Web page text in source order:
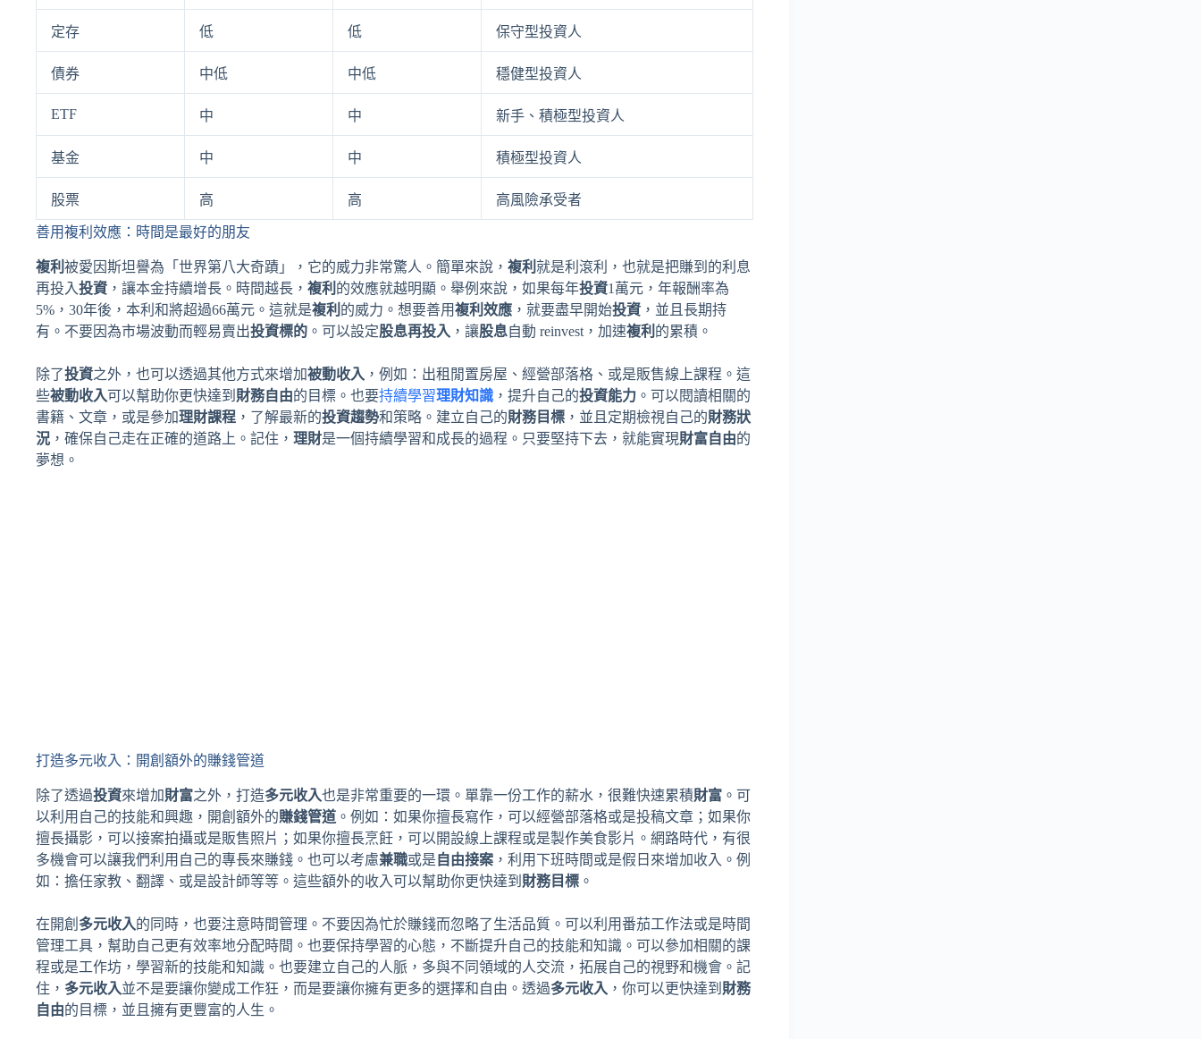
定存 低 低 保守型投資人
債券 中低 中低 穩健型投資人
ETF 中 中 新手、積極型投資人
基金 中 中 積極型投資人
股票 高 高 高風險承受者
善用複利效應：時間是最好的朋友
複利 被愛因斯坦譽為「世界第八大奇蹟」，它的威力非常驚人。簡單來說， 複利 就是利滾利，也就是把賺到的利息
再投入投資 ，讓本金持續增長。時間越長， 複利 的效應就越明顯。舉例來說，如果每年投資1萬元，年報酬率為
5%，30年後，本利和將超過66萬元。這就是複利 的威力。想要善用複利效應 ，就要盡早開始投資 ，並且長期持
有。不要因為市場波動而輕易賣出投資標的 。可以設定股息再投入 ，讓股息自動 reinvest，加速複利 的累積。
除了投資之外，也可以透過其他方式來增加被動收入 ，例如：出租閒置房屋、經營部落格、或是販售線上課程。這
些被動收入可以幫助你更快達到 財務自由的目標。也要持續學習理財知識 ，提升自己的投資能力 。可以閱讀相關的
書籍、文章，或是參加理財課程 ，了解最新的投資趨勢和策略。建立自己的財務目標 ，並且定期檢視自己的財務狀
況 ，確保自己走在正確的道路上。記住， 理財是一個持續學習和成長的過程。只要堅持下去，就能實現財富自由的
夢想。
打造多元收入：開創額外的賺錢管道
除了透過投資來增加財富之外，打造多元收入也是非常重要的一環。單靠一份工作的薪水，很難快速累積財富 。可
以利用自己的技能和興趣，開創額外的賺錢管道 。例如：如果你擅長寫作，可以經營部落格或是投稿文章；如果你
擅長攝影，可以接案拍攝或是販售照片；如果你擅長烹飪，可以開設線上課程或是製作美食影片。網路時代，有很
多機會可以讓我們利用自己的專長來賺錢。也可以考慮兼職或是 自由接案 ，利用下班時間或是假日來增加收入。例
如：擔任家教、翻譯、或是設計師等等。這些額外的收入可以幫助你更快達到 財務目標 。
在開創 多元收入的同時，也要注意時間管理。不要因為忙於賺錢而忽略了生活品質。可以利用番茄工作法或是時間
管理工具，幫助自己更有效率地分配時間。也要保持學習的心態，不斷提升自己的技能和知識。可以參加相關的課
程或是工作坊，學習新的技能和知識。也要建立自己的人脈，多與不同領域的人交流，拓展自己的視野和機會。記
住， 多元收入並不是要讓你變成工作狂，而是要讓你擁有更多的選擇和自由。透過多元收入 ，你可以更快達到 財務
自由的目標，並且擁有更豐富的人生。